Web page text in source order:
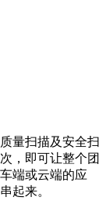
量扫描及安全扫
，即可让整个团
端或云端的应
起来。